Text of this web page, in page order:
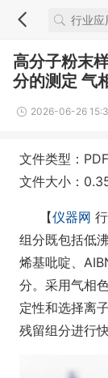
高分子粉末
分的测定 气
2026-06-26
文件类型：
文件大小：
【仪器网
组分既包括低
烯基吡啶、
分。采用气相
定性和选择离
残留组分进行